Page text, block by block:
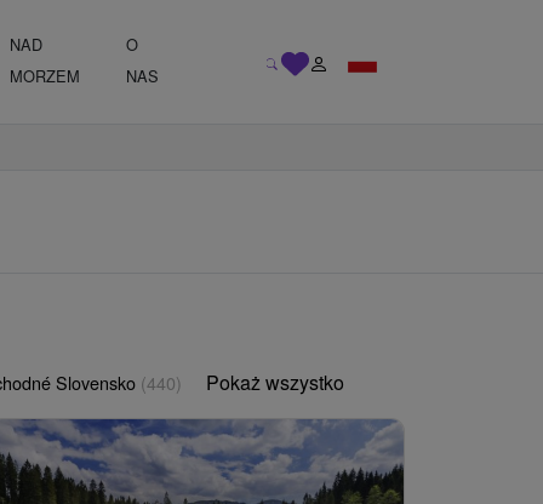
NAD
MORZEM
O
NAS
Slovensko (440) Pokaż wszystko